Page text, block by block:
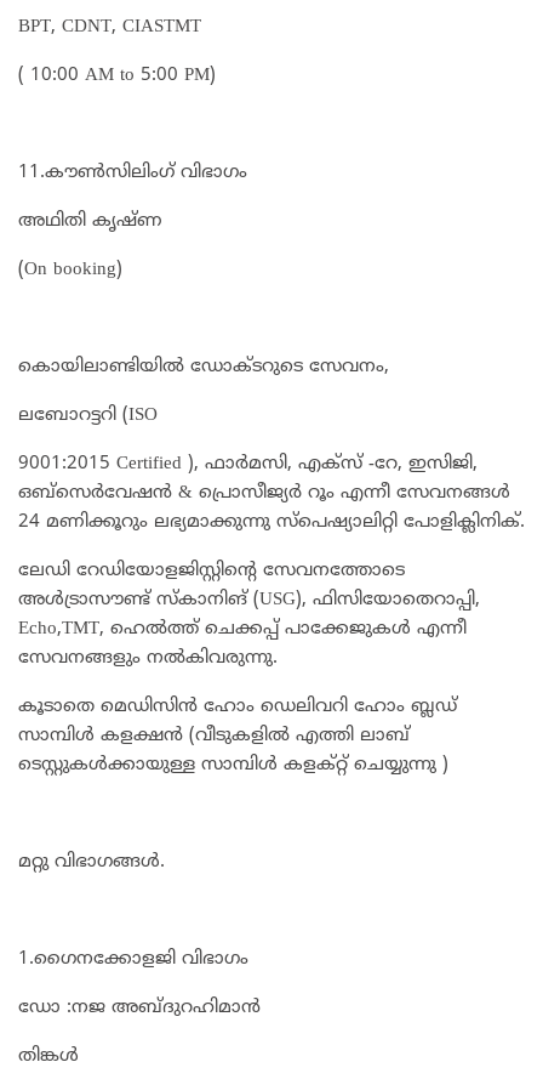
BPT, CDNT, CIASTMT
( 10:00 AM to 5:00 PM)
11.കൗൺസിലിംഗ് വിഭാഗം
അഥിതി കൃഷ്ണ
(On booking)
കൊയിലാണ്ടിയില്‍ ഡോക്ടറുടെ സേവനം,
ലബോറട്ടറി (ISO
9001:2015 Certified ), ഫാര്‍മസി, എക്‌സ് -റേ, ഇസിജി,
ഒബ്‌സെര്‍വേഷന്‍ & പ്രൊസീജ്യര്‍ റൂം എന്നീ സേവനങ്ങള്‍
24 മണിക്കൂറും ലഭ്യമാക്കുന്നു സ്‌പെഷ്യാലിറ്റി പോളിക്ലിനിക്.
ലേഡി റേഡിയോളജിസ്റ്റിന്റെ സേവനത്തോടെ
അള്‍ട്രാസൗണ്ട് സ്‌കാനിങ് (USG), ഫിസിയോതെറാപ്പി,
Echo,TMT, ഹെല്‍ത്ത് ചെക്കപ്പ് പാക്കേജുകള്‍ എന്നീ
സേവനങ്ങളും നല്‍കിവരുന്നു.
കൂടാതെ മെഡിസിൻ ഹോം ഡെലിവറി ഹോം ബ്ലഡ്‌
സാമ്പിൾ കളക്ഷൻ (വീടുകളിൽ എത്തി ലാബ്
ടെസ്റ്റുകൾക്കായുള്ള സാമ്പിൾ കളക്റ്റ് ചെയ്യുന്നു )
മറ്റു വിഭാഗങ്ങൾ.
1.ഗൈനക്കോളജി വിഭാഗം
ഡോ :നജ അബ്ദുറഹിമാൻ
തിങ്കൾ